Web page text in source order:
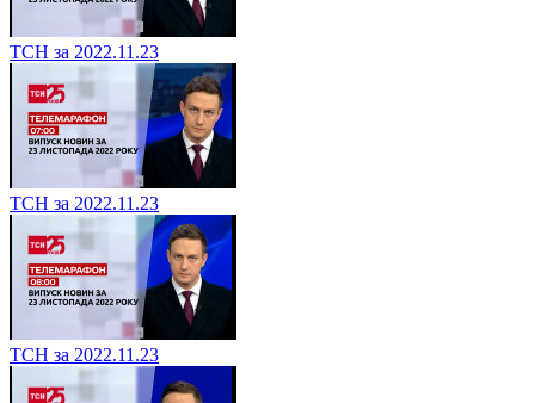
ТСН за 2022.11.23
ТСН за 2022.11.23
ТСН за 2022.11.23